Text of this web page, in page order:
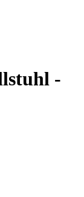
-